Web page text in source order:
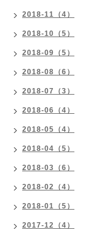
2018-11（4）
2018-10（5）
2018-09（5）
2018-08（6）
2018-07（3）
2018-06（4）
2018-05（4）
2018-04（5）
2018-03（6）
2018-02（4）
2018-01（5）
2017-12（4）